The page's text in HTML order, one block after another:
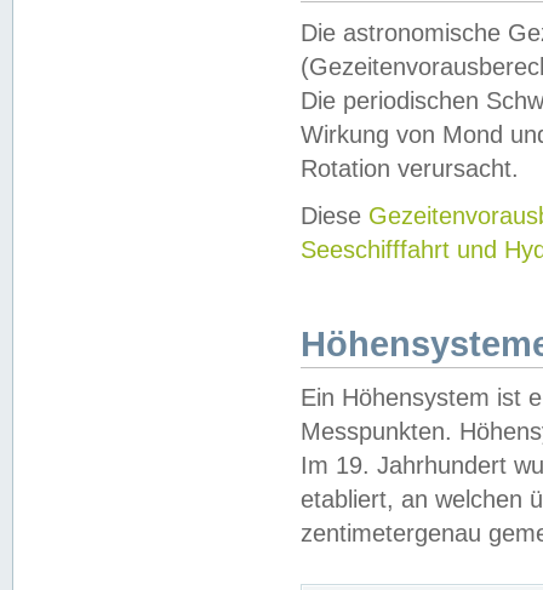
Die astronomische
Die periodischen
Wirkung von Mond
Rotation verursacht.
Diese
Seeschifffahrt und
Ein Höhensystem ist
Messpunkten.
Im 19. Jahrhundert
etabliert, an welchen
zentimetergenau